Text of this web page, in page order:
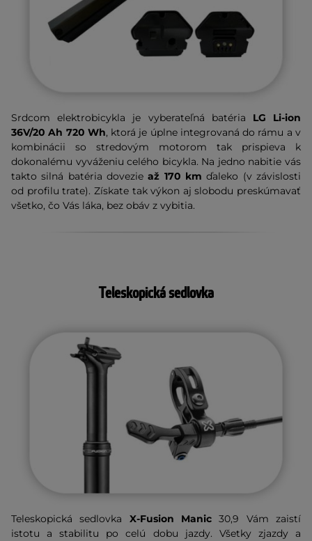
Srdcom elektrobicykla je vyberateľná batéria LG Li-ion
36V/20 Ah 720 Wh, ktorá je úplne integrovaná do rámu a v
kombinácii so stredovým motorom tak prispieva k
dokonalému vyváženiu celého bicykla. Na jedno nabitie vás
takto silná batéria dovezieaž 170 km ďaleko (v závislosti
od profilu trate). Získate tak výkon aj slobodu preskúmavať
všetko, čo Vás láka, bez obáv z vybitia.
Teleskopická sedlovka
Teleskopická sedlovka X-Fusion Manic 30,9 Vám zaistí
istotu a stabilitu po celú dobu jazdy. Všetky zjazdy a